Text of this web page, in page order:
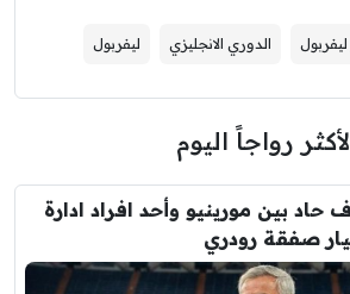
ليفربول الدوري الانجليزي ليفربول
رواجاً اليوم
حاد بين مورينيو وأحد افراد ادارة
صفقة رودري